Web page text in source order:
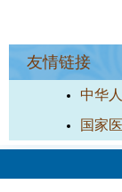
友情链接
中华
国家